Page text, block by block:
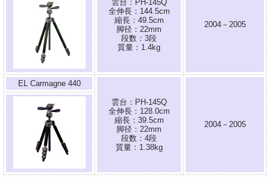
雲台：PH-145Q
全伸長：144.5cm
縮長：49.5cm
脚径：22mm
段数：3段
質量：1.4kg
2004－2005
EL Carmagne 440
雲台：PH-145Q
全伸長：128.0cm
縮長：39.5cm
脚径：22mm
段数：4段
質量：1.38kg
2004－2005